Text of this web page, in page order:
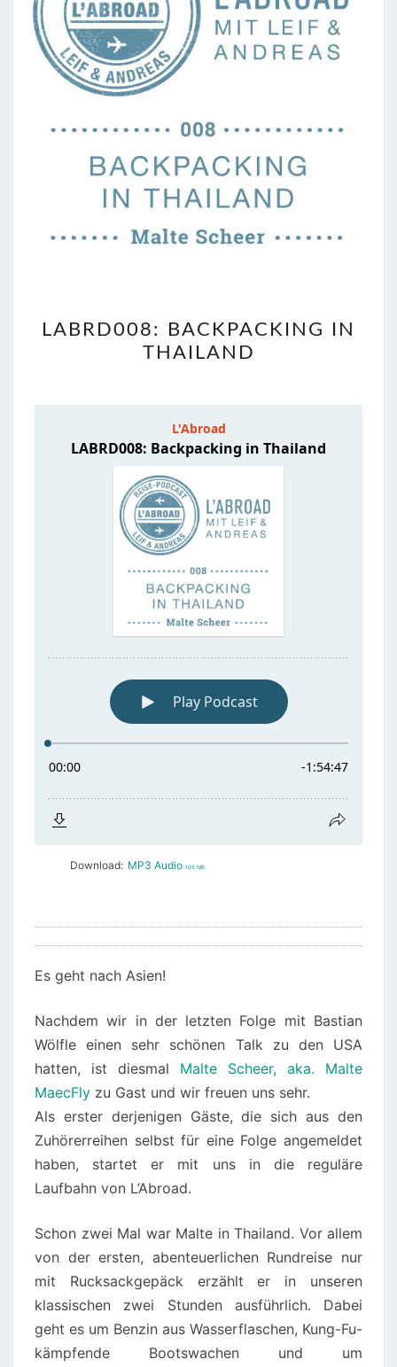
BACKPACKING
IN
LABRD008: BACKPACKING IN
THAILAND
Download: MP3 Audio 105 MB
Es geht nach Asien!
Nachdem wir in der letzten Folge mit Bastian
Wölfle einen sehr schönen Talk zu den USA
hatten, ist diesmal Malte Scheer, aka. Malte
MaecFly zu Gast und wir freuen uns sehr.
Als erster derjenigen Gäste, die sich aus den
Zuhörerreihen selbst für eine Folge angemeldet
haben, startet er mit uns in die reguläre
Laufbahn von L’Abroad.
Schon zwei Mal war Malte in Thailand. Vor allem
von der ersten, abenteuerlichen Rundreise nur
mit Rucksackgepäck erzählt er in unseren
klassischen zwei Stunden ausführlich. Dabei
geht es um Benzin aus Wasserflaschen, Kung-Fu-
kämpfende Bootswachen und um